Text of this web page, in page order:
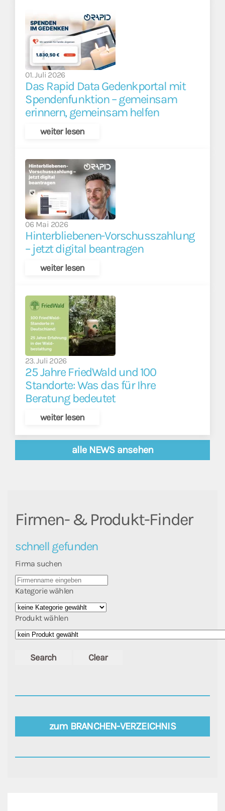
01. Juli 2026
Das Rapid Data Gedenkportal mit
Spendenfunktion – gemeinsam
erinnern, gemeinsam helfen
weiter lesen
06 Mai 2026
Hinterbliebenen-Vorschusszahlung
– jetzt digital beantragen
weiter lesen
23. Juli 2026
25 Jahre FriedWald und 100
Standorte: Was das für Ihre
Beratung bedeutet
weiter lesen
alle NEWS ansehen
Firmen- & Produkt-Finder
schnell gefunden
Firma suchen
Kategorie wählen
Produkt wählen
Search Clear
zum BRANCHEN-VERZEICHNIS